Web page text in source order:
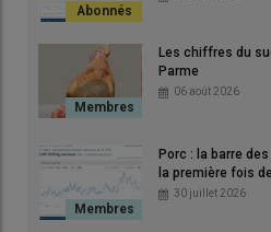
Quideos, un outil
anticiper les prix
Créée parMikaël Delmas et Gaël
a été lancée en janvier 2026. Elle
nombreuses filières agricoles
face aux fluctuations brutales des
terme existent pour le blé, le
productions agricoles sont
Les chiffres du
Parme
06 août 2026
Porc : la barre
la première fois
30 juillet 2026